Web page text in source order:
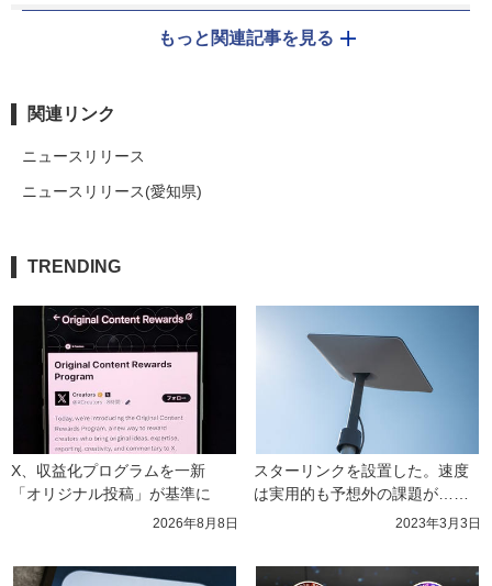
もっと関連記事を見る
関連リンク
ニュースリリース
ニュースリリース(愛知県)
TRENDING
X、収益化プログラムを一新
「オリジナル投稿」が基準に
2026年8月8日
スターリンクを設置した。速度
は実用的も予想外の課題が……
2023年3月3日